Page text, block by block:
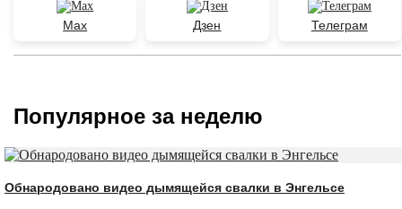
Max Дзен Телеграм
Популярное за неделю
Обнародовано видео дымящейся свалки в Энгельсе